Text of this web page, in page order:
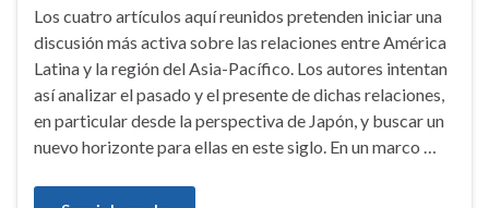
Los cuatro artículos aquí reunidos pretenden iniciar una
discusión más activa sobre las relaciones entre América
Latina y la región del Asia-Pacífico. Los autores intentan
así analizar el pasado y el presente de dichas relaciones,
en particular desde la perspectiva de Japón, y buscar un
nuevo horizonte para ellas en este siglo. En un marco …